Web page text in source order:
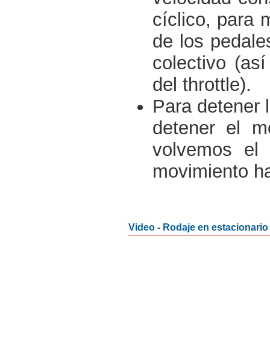
cíclico, para
de los
colectivo
del throttle).
Para detener
detener el
volvemos
movimiento
Video - Rodaje en estacionario